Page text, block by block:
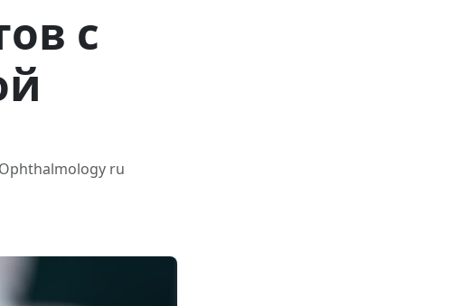
с
Ophthalmology ru